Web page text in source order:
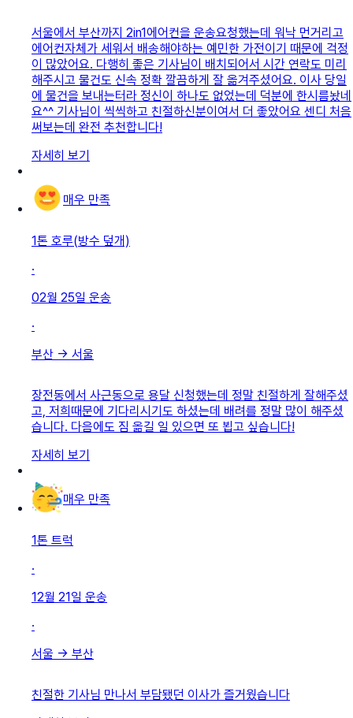
서울에서 부산까지 2in1에어컨을 운송요청했는데 워낙 먼거리고
에어컨자체가 세워서 배송해야하는 예민한 가전이기 때문에 걱정
이 많았어요. 다행히 좋은 기사님이 배치되어서 시간 연락도 미리
해주시고 물건도 신속 정확 깔끔하게 잘 옮겨주셨어요. 이사 당일
에 물건을 보내는터라 정신이 하나도 없었는데 덕분에 한시름놨네
요^^ 기사님이 씩씩하고 친절하신분이여서 더 좋았어요 센디 처음
써보는데 완전 추천합니다!
자세히 보기
매우 만족
1톤 호루(방수 덮개)
·
02월 25일 운송
·
부산 → 서울
장전동에서 사근동으로 용달 신청했는데 정말 친절하게 잘해주셨
고, 저희때문에 기다리시기도 하셨는데 배려를 정말 많이 해주셨
습니다. 다음에도 짐 옮길 일 있으면 또 뵙고 싶습니다!
자세히 보기
매우 만족
1톤 트럭
·
12월 21일 운송
·
서울 → 부산
친절한 기사님 만나서 부담됐던 이사가 즐거웠습니다